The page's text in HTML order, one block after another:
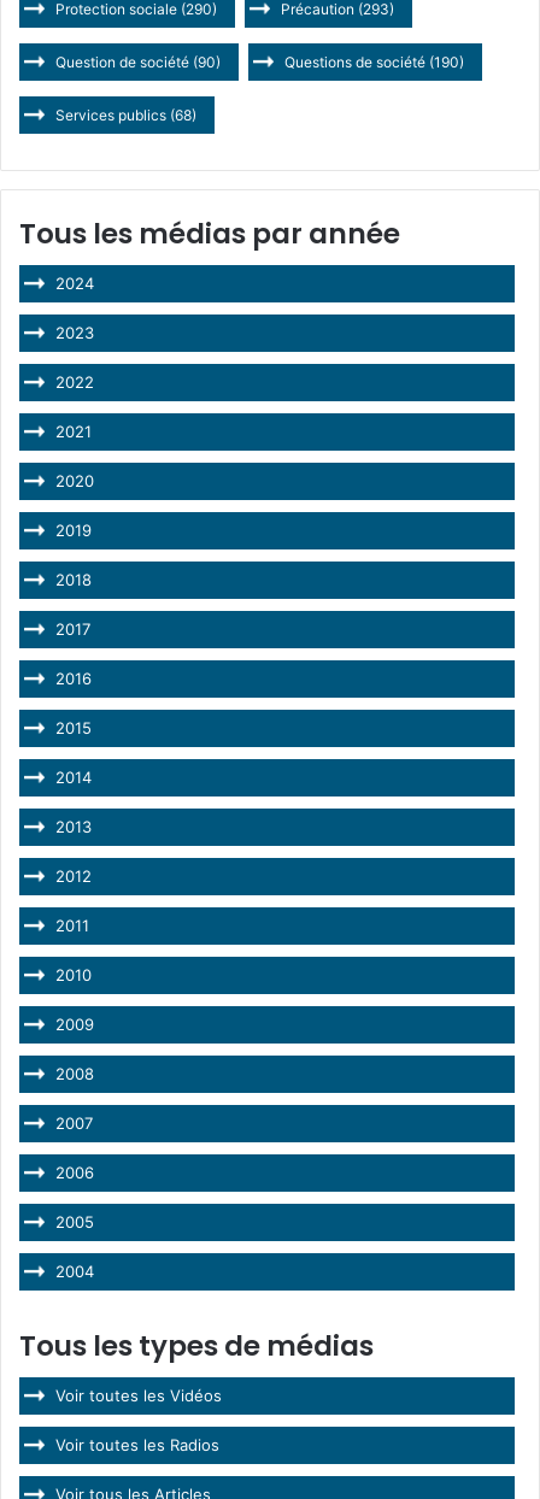
Protection sociale (290) Précaution (293)
Question de société (90) Questions de société (190)
Services publics (68)
Tous les médias par année
2024
2023
2022
2021
2020
2019
2018
2017
2016
2015
2014
2013
2012
2011
2010
2009
2008
2007
2006
2005
2004
Tous les types de médias
Voir toutes les Vidéos
Voir toutes les Radios
Voir tous les Articles